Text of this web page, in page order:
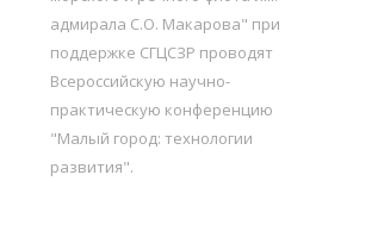
адмирала С.О. Макарова" при
поддержке СГЦСЗР проводят
Всероссийскую научно-
практическую конференцию
"Малый город: технологии
развития".